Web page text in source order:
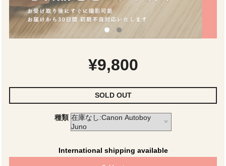
¥9,800
SOLD OUT
種類
International shipping available